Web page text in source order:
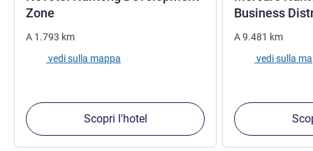
Zone
A 1.793 km
vedi sulla mappa
Scopri l'hotel
Business
A9.481 km
vedi sulla